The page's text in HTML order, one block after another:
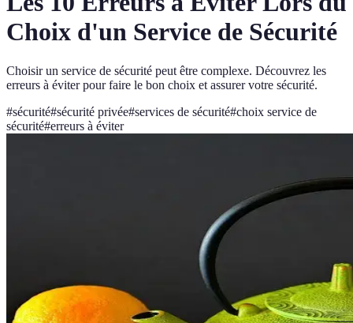
Choix d'un Service de Sécurité
Choisir un service de sécurité peut être complexe. Découvrez les
erreurs à éviter pour faire le bon choix et assurer votre sécurité.
#sécurité#sécurité privée#services de sécurité#choix service de
sécurité#erreurs à éviter